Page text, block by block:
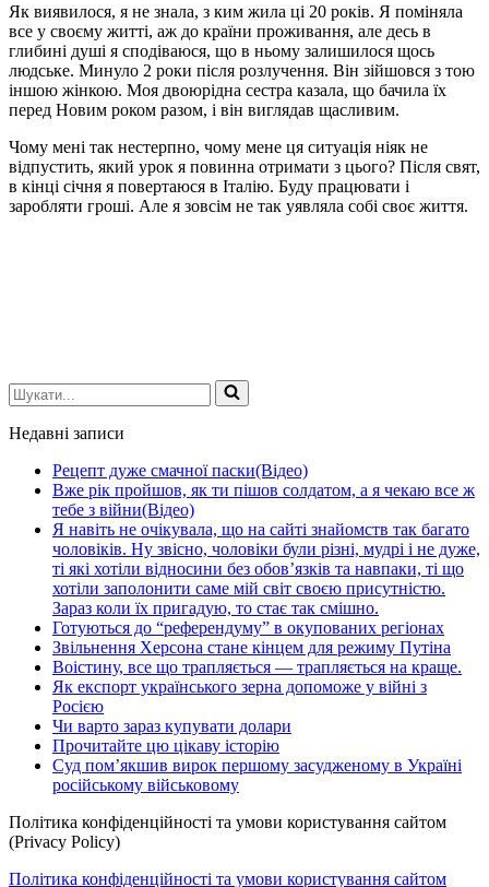
Як виявилося, я не знала, з ким жила ці 20 років. Я поміняла
все у своєму житті, аж до країни проживання, але десь в
глибині душі я сподіваюся, що в ньому залишилося щось
людське. Минуло 2 роки після розлучення. Він зійшовся з тою
іншою жінкою. Моя двоюрідна сестра казала, що бачила їх
перед Новим роком разом, і він виглядав щасливим.
Чому мені так нестерпно, чому мене ця ситуація ніяк не
відпустить, який урок я повинна отримати з цього? Після свят,
в кінці січня я повертаюся в Італію. Буду працювати і
заробляти гроші. Але я зовсім не так уявляла собі своє життя.
Шукати...
Недавні записи
Рецепт дуже смачної паски(Відео)
Вже рік пройшов, як ти пішов солдатом, а я чекаю все ж
тебе з війни(Відео)
Я навіть не очікувала, що на сайті знайомств так багато
чоловіків. Ну звісно, чоловіки були різні, мудрі і не дуже,
ті які хотіли відносини без обов’язків та навпаки, ті що
хотіли заполонити саме мій світ своєю присутністю.
Зараз коли їх пригадую, то стає так смішно.
Готуються до “референдуму” в окупованих регіонах
Звільнення Херсона стане кінцем для режиму Путіна
Воістину, все що трапляється — трапляється на краще.
Як експорт українського зерна допоможе у війні з
Росією
Чи варто зараз купувати долари
Прочитайте цю цікаву історію
Суд пом’якшив вирок першому засудженому в Україні
російському військовому
Політика конфіденційності та умови користування сайтом
(Privacy Policy)
Політика конфіденційності та умови користування сайтом